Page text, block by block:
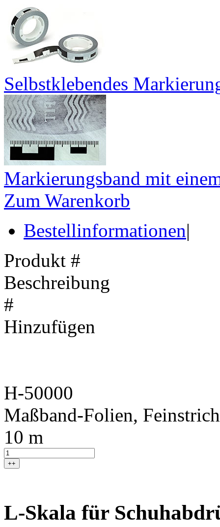
Selbstklebendes
Markierungsband mit
Zum Warenkorb
Bestellinformationen|
Produkt #
Beschreibung
#
Hinzufügen
H-50000
Maßband-Folien,
10 m
++
L-Skala für